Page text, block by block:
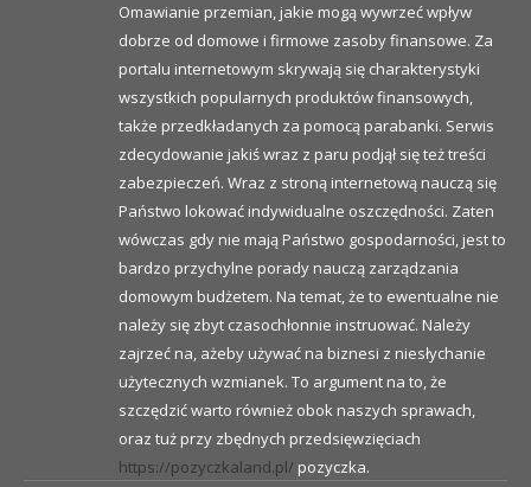
Omawianie przemian, jakie mogą wywrzeć wpływ
dobrze od domowe i firmowe zasoby finansowe. Za
portalu internetowym skrywają się charakterystyki
wszystkich popularnych produktów finansowych,
także przedkładanych za pomocą parabanki. Serwis
zdecydowanie jakiś wraz z paru podjął się też treści
zabezpieczeń. Wraz z stroną internetową nauczą się
Państwo lokować indywidualne oszczędności. Zaten
wówczas gdy nie mają Państwo gospodarności, jest to
bardzo przychylne porady nauczą zarządzania
domowym budżetem. Na temat, że to ewentualne nie
należy się zbyt czasochłonnie instruować. Należy
zajrzeć na, ażeby używać na biznesi z niesłychanie
użytecznych wzmianek. To argument na to, że
szczędzić warto również obok naszych sprawach,
oraz tuż przy zbędnych przedsięwzięciach
https://pozyczkaland.pl/ pozyczka.